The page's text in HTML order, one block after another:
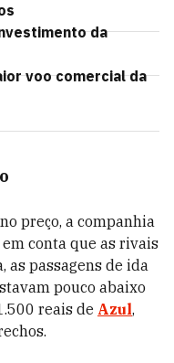
da
voo comercial da
preço, a companhia
conta que as rivais
as passagens de ida
pouco abaixo
reais de Azul,